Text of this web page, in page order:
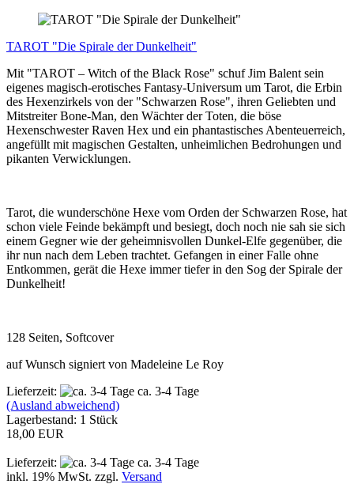
TAROT "Die Spirale der Dunkelheit"
Mit "TAROT – Witch of the Black Rose" schuf Jim Balent sein
eigenes magisch-erotisches Fantasy-Universum um Tarot, die Erbin
des Hexenzirkels von der "Schwarzen Rose", ihren Geliebten und
Mitstreiter Bone-Man, den Wächter der Toten, die böse
Hexenschwester Raven Hex und ein phantastisches Abenteuerreich,
angefüllt mit magischen Gestalten, unheimlichen Bedrohungen und
pikanten Verwicklungen.
Tarot, die wunderschöne Hexe vom Orden der Schwarzen Rose, hat
schon viele Feinde bekämpft und besiegt, doch noch nie sah sie sich
einem Gegner wie der geheimnisvollen Dunkel-Elfe gegenüber, die
ihr nun nach dem Leben trachtet. Gefangen in einer Falle ohne
Entkommen, gerät die Hexe immer tiefer in den Sog der Spirale der
Dunkelheit!
128 Seiten, Softcover
auf Wunsch signiert von Madeleine Le Roy
Lieferzeit:
ca. 3-4 Tage
(Ausland abweichend)
Lagerbestand: 1 Stück
18,00 EUR
Lieferzeit:
ca. 3-4 Tage
inkl. 19% MwSt. zzgl. Versand